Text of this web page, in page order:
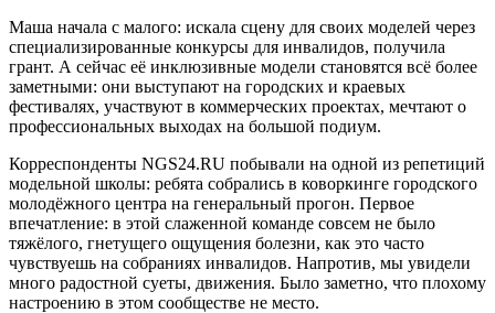
Маша начала с малого: искала сцену для своих моделей через
специализированные конкурсы для инвалидов, получила
грант. А сейчас её инклюзивные модели становятся всё более
заметными: они выступают на городских и краевых
фестивалях, участвуют в коммерческих проектах, мечтают о
профессиональных выходах на большой подиум.
Корреспонденты NGS24.RU побывали на одной из репетиций
модельной школы: ребята собрались в коворкинге городского
молодёжного центра на генеральный прогон. Первое
впечатление: в этой слаженной команде совсем не было
тяжёлого, гнетущего ощущения болезни, как это часто
чувствуешь на собраниях инвалидов. Напротив, мы увидели
много радостной суеты, движения. Было заметно, что плохому
настроению в этом сообществе не место.